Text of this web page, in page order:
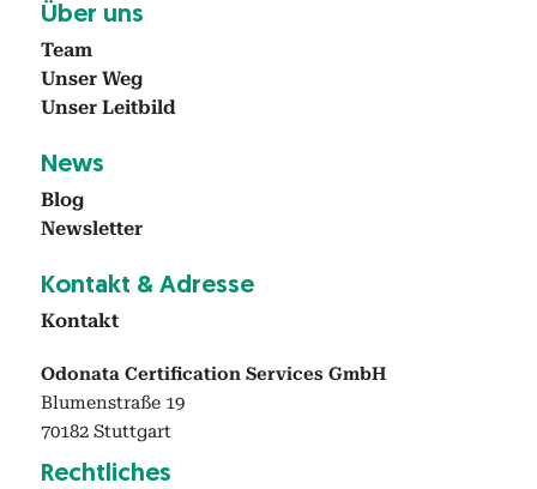
Über uns
Team
Unser Weg
Unser Leit­bild
News
Blog
Newslet­ter
Kon­takt & Adresse
Kon­takt
Odonata Certification Services GmbH
Blumenstraße 19
70182 Stuttgart
Rechtlich­es